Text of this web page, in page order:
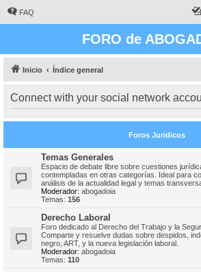
FAQ
FORO de
Inicio Índice general
Connect with your social network
Foros Juridicos
Temas Generales
Espacio de debate libre sobre cuestiones
contempladas en otras categorías. Ideal para
análisis de la actualidad legal y temas
Moderador: abogadoia
Temas: 156
Derecho Laboral
Foro dedicado al Derecho del Trabajo y la
Comparte y resuelve dudas sobre despidos,
negro, ART, y la nueva legislación laboral.
Moderador: abogadoia
Temas: 110